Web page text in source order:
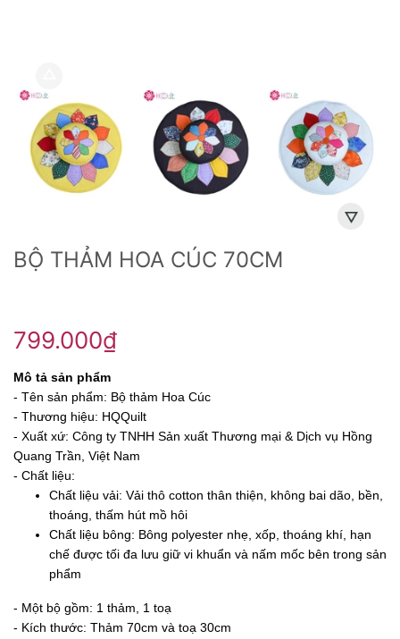
BỘ THẢM HOA CÚC 70CM
799.000₫
Mô tả sản phẩm
- Tên sản phẩm: Bộ thảm Hoa Cúc
- Thương hiệu: HQQuilt
- Xuất xứ: Công ty TNHH Sản xuất Thương mại & Dịch vụ Hồng
Quang Trần, Việt Nam
- Chất liệu:
Chất liệu vải: Vải thô cotton thân thiện, không bai dão, bền,
thoáng, thấm hút mồ hôi
Chất liệu bông: Bông polyester nhẹ, xốp, thoáng khí, hạn
chế được tối đa lưu giữ vi khuẩn và nấm mốc bên trong sản
phẩm
- Một bộ gồm: 1 thảm, 1 toạ
- Kích thước: Thảm 70cm và toạ 30cm